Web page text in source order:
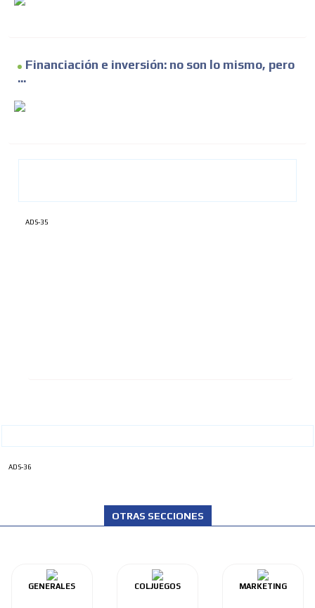
Financiación e inversión: no son lo mismo, pero
...
ADS-35
ADS-36
OTRAS SECCIONES
GENERALES COLJUEGOS MARKETING